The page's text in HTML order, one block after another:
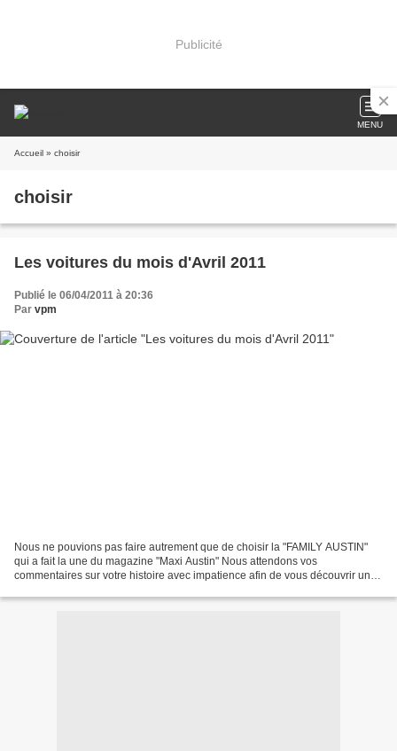
Publicité
MENU
Accueil » choisir
choisir
Les voitures du mois d'Avril 2011
Publié le 06/04/2011 à 20:36
Par vpm
Nous ne pouvions pas faire autrement que de choisir la "FAMILY AUSTIN"
qui a fait la une du magazine "Maxi Austin" Nous attendons vos
commentaires sur votre histoire avec impatience afin de vous découvrir un